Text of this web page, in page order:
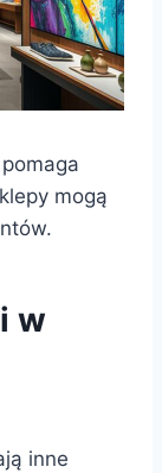
mogą
w
inne